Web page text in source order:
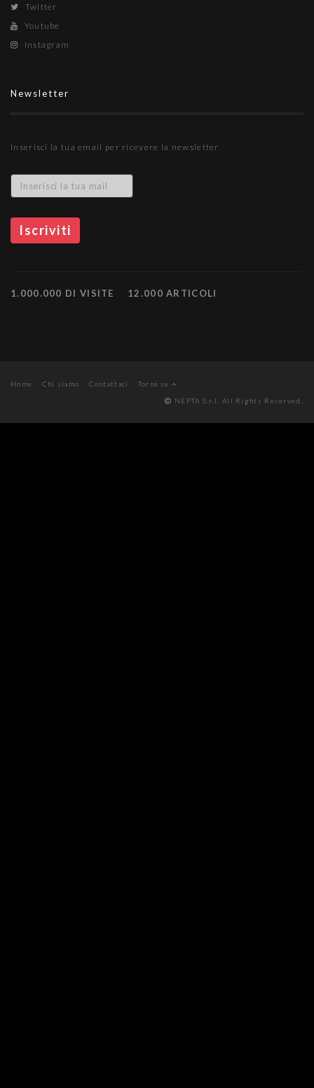
Twitter
Youtube
Instagram
Newsletter
Inserisci la tua email per ricevere la newsletter
1.000.000 DI VISITE 12.000 ARTICOLI
Home Chi siamo Contattaci
Torna su
NEPTA S.r.l. All Rights Reserved.